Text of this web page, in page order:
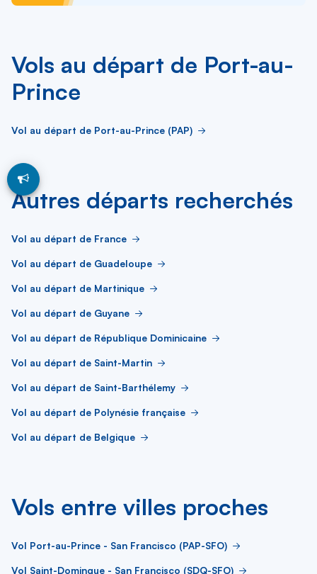
Vols au départ de Port-au-
Prince
Vol au départ de Port-au-Prince (PAP)
Autres départs recherchés
Vol au départ de France
Vol au départ de Guadeloupe
Vol au départ de Martinique
Vol au départ de Guyane
Vol au départ de République Dominicaine
Vol au départ de Saint-Martin
Vol au départ de Saint-Barthélemy
Vol au départ de Polynésie française
Vol au départ de Belgique
Vols entre villes proches
Vol Port-au-Prince - San Francisco (PAP-SFO)
Vol Saint-Domingue - San Francisco (SDQ-SFO)